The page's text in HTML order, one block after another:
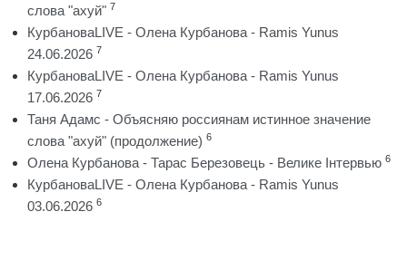
слова "ахуй" 7
КурбановаLIVE - Олена Курбанова - Ramis Yunus
24.06.2026 7
КурбановаLIVE - Олена Курбанова - Ramis Yunus
17.06.2026 7
Таня Адамс - Объясняю россиянам истинное значение
слова "ахуй" (продолжение) 6
Олена Курбанова - Тарас Березовець - Велике Інтервью 6
КурбановаLIVE - Олена Курбанова - Ramis Yunus
03.06.2026 6